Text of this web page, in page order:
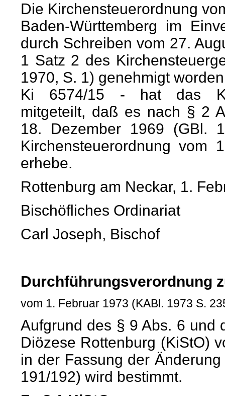
Die Kirchensteuerordnung
Baden-Württemberg im
durch Schreiben vom 27.
1 Satz 2 des
1970, S. 1) genehmigt
Ki 6574/15 - hat das
mitgeteilt, daß es nach § 2
18. Dezember 1969 (GBl.
Kirchensteuerordnung vom
erhebe.
Rottenburg am Neckar, 1.
Bischöfliches Ordinariat
Carl Joseph, Bischof
Durchführungsverordnung
vom 1. Februar 1973 (KABl. 1973 S.
Aufgrund des § 9 Abs. 6 und
Diözese Rottenburg (KiStO)
in der Fassung der
191/192) wird bestimmt.